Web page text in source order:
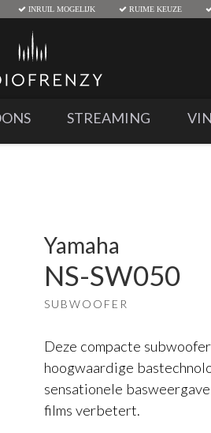
INRUIL MOGELIJK RUIME KEUZE
STREAMING
Yamaha
NS-SW050
SUBWOOFER
Deze compacte
hoogwaardige
sensationele
films verbetert.